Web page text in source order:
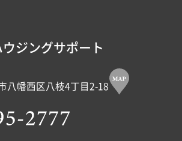
ジングサポート
八幡西区八枝4丁目2-18